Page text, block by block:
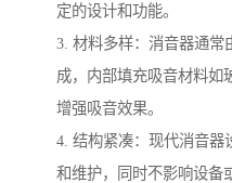
定的设计和功能。
3. 材料多样：消音器通常
成，内部填充吸音材料如
增强吸音效果。
4. 结构紧凑：现代消音器
和维护，同时不影响设备